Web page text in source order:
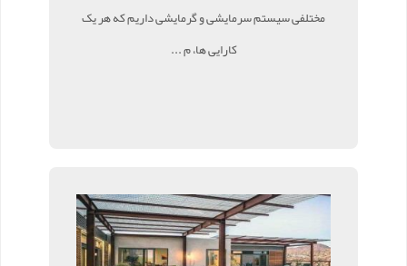
مختلفی سیستم سرمایشی و گرمایشی داریم که هر یک
کارایی ها، م ...